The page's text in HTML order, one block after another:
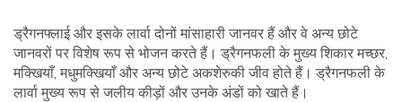
ड्रैगनफ्लाई और इसके लार्वा दोनों मांसाहारी जानवर हैं और वे अन्य छोटे
जानवरों पर विशेष रूप से भोजन करते हैं। ड्रैगनफली के मुख्य शिकार मच्छर,
मक्खियाँ, मधुमक्खियाँ और अन्य छोटे अकशेरुकी जीव होते हैं। ड्रैगनफली के
लार्वा मुख्य रूप से जलीय कीड़ों और उनके अंडों को खाते हैं।